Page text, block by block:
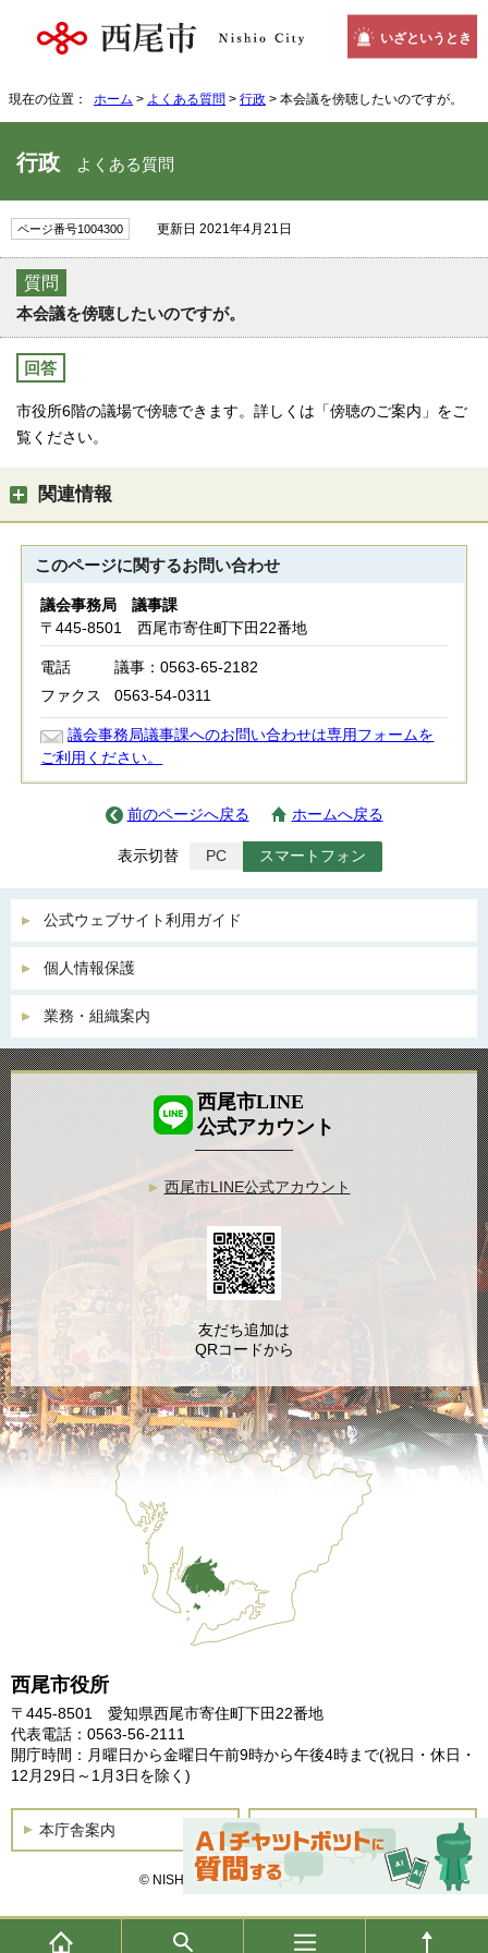
いざというとき
現在の位置： ホーム > よくある質問 > 行政 > 本会議を傍聴したいのですが。
行政 よくある質問
ページ番号1004300 更新日 2021年4月21日
質問
本会議を傍聴したいのですが。
回答
市役所6階の議場で傍聴できます。詳しくは「傍聴のご案内」をご
覧ください。
関連情報
このページに関するお問い合わせ
議会事務局 議事課
〒445-8501 西尾市寄住町下田22番地
電話
議事：0563-65-2182
ファクス
0563-54-0311
議会事務局議事課へのお問い合わせは専用フォームを
ご利用ください。
前のページへ戻る ホームへ戻る
表示切替 PC スマートフォン
公式ウェブサイト利用ガイド
個人情報保護
業務・組織案内
西尾市役所
〒445-8501 愛知県西尾市寄住町下田22番地
代表電話：0563-56-2111
開庁時間：月曜日から金曜日午前9時から午後4時まで(祝日・休日・
12月29日～1月3日を除く)
本庁舎案内 土曜開庁
© NISHIO City, All Rights Reserved.
西尾市LINE
公式アカウント
西尾市LINE公式アカウント
友だち追加は
QRコードから